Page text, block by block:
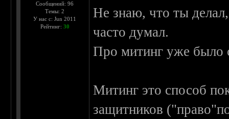
Сообщений: 96
Темы: 2
У нас с: Jun 2011
Рейтинг: 30
Не знаю, что ты делал,
часто думал.
Про митинг уже было
Митинг это способ
защитников